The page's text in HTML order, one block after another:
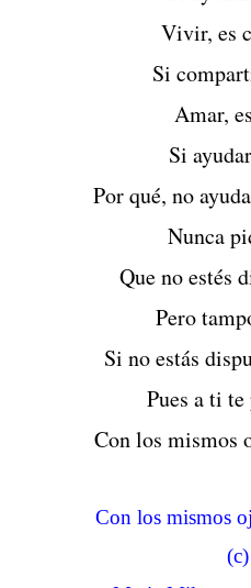
Vivir, es
Si
Amar,
Si
Por qué, no
Nunca
Que no estés
Pero
Si no estás
Pues a ti
Con los mismos
Con los mismos